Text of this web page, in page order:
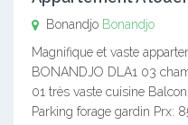
Bonandjo Bonandjo
Magnifique et vaste
BONANDJO DLA1 03
01 très vaste cuisine
Parking forage gardin Prx: